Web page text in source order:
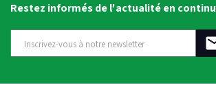
Restez informés de l'actualité en continu